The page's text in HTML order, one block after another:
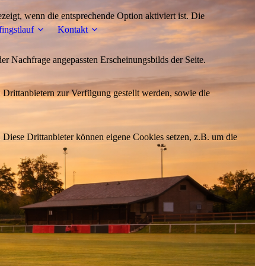
Kontakt
wenn die entsprechende Option aktiviert ist. Die
Nachfrage angepassten Erscheinungsbilds der Seite.
zur Verfügung gestellt werden, sowie die
Drittanbieter können eigene Cookies setzen, z.B. um die